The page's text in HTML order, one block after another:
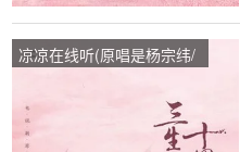
凉凉在线听(原唱是杨宗纬/
人演唱点播:15次